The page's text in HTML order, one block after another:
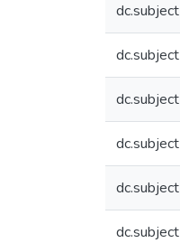
dc.subject
dc.subject
dc.subject
dc.subject
dc.subject
dc.subject